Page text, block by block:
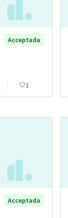
Acceptada
1
Acceptada